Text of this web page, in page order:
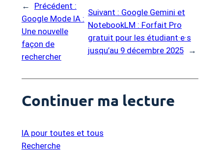
←
Précédent :
Google Mode IA :
Une nouvelle
façon de
rechercher
Suivant : Google Gemini et
NotebookLM : Forfait Pro
gratuit pour les étudiant·e·s
jusqu’au 9 décembre 2025
→
Continuer ma lecture
IA pour toutes et tous
Recherche